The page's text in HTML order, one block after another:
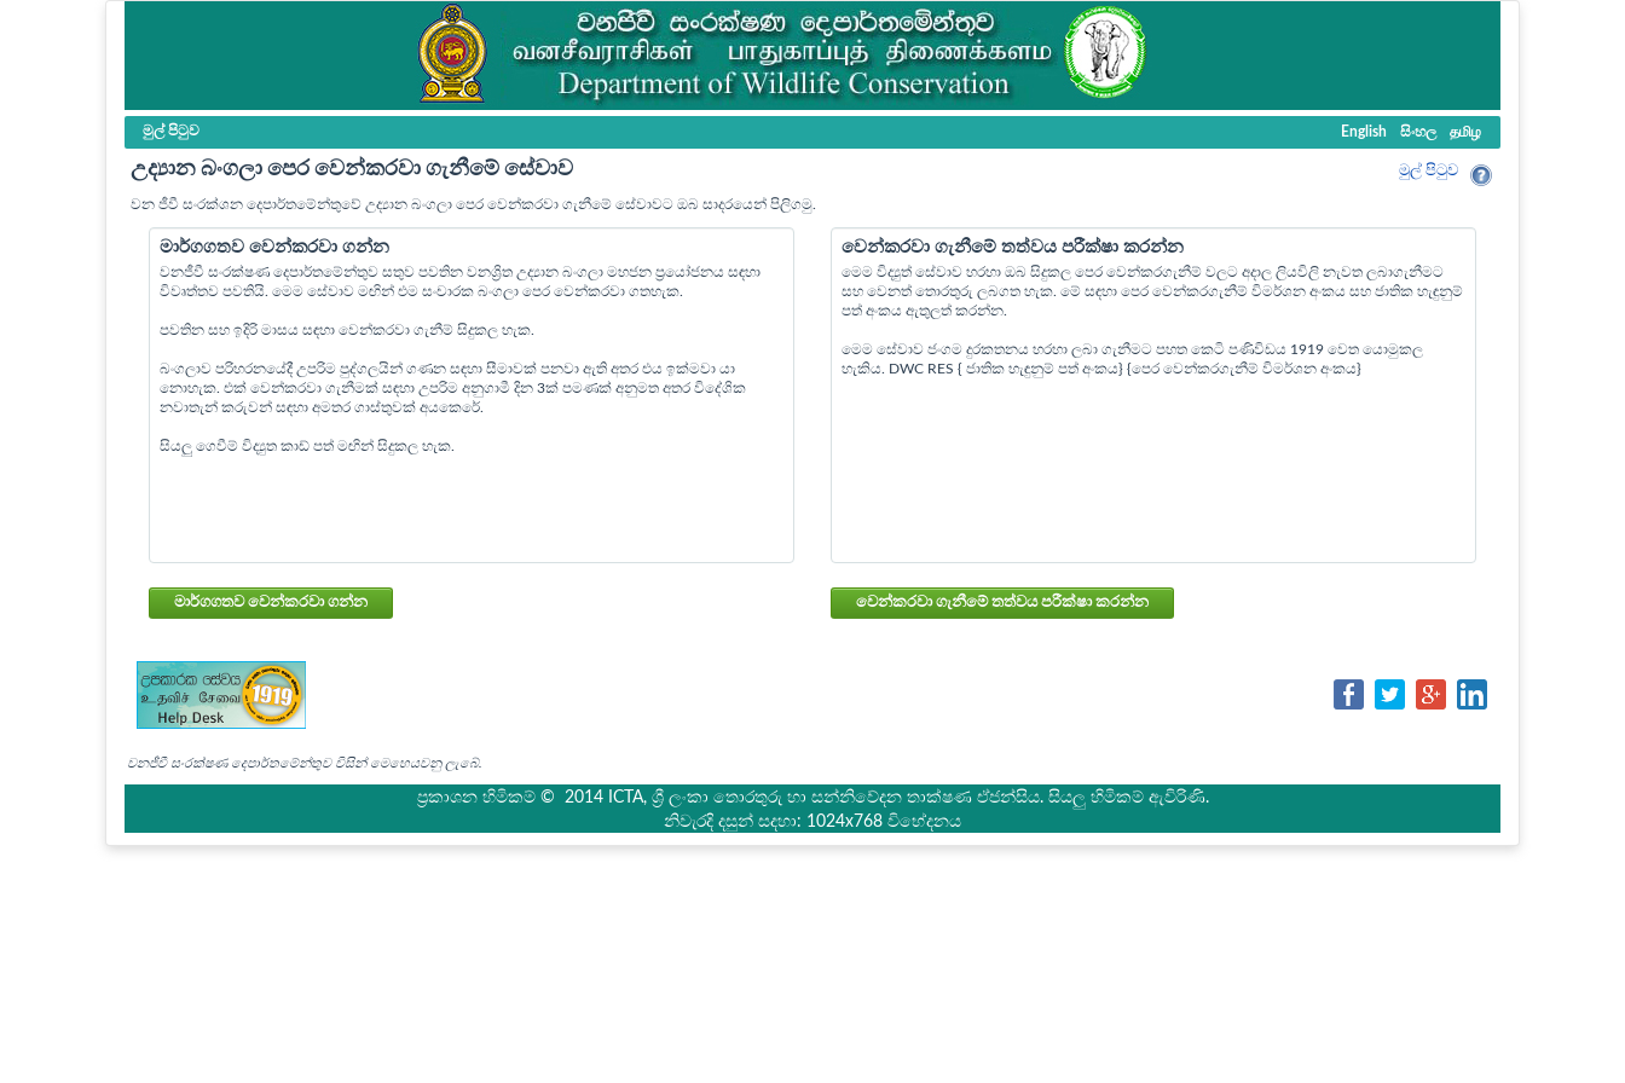
මුල් පි‍ටුව English සිංහල தமிழ
උද්‍යාන බංගලා පෙර වෙන්කරවා ගැනීමේ සේවාව මුල් පි‍ටුව
වන ජීවී සංරක්ශන දෙපාර්තමේන්තුවේ උද්‍යාන බංගලා පෙර වෙන්කරවා ගැනීමේ සේවාවට ඔබ සාදරයෙන් පිලිගමු.
මාර්ගගතව වෙන්කරවා ගන්න
වනජීවී සංරක්ෂණ දෙපාර්තමේන්තුව සතුව පවතින වනශ්‍රිත උද්‍යාන බංගලා මහජන ප්‍රයෝජනය සඳහා
විවෘත්තව පවතියි. මෙම සේවාව මඟින් එම සංචාරක බංගලා පෙර වෙන්කරවා ගතහැක.
පවතින සහ ඉදිරි මාසය සඳහා වෙන්කරවා ගැනීම් සිදුකල හැක.
බංගලාව පරිහරනයේදී උපරිම පුද්ගලයින් ගණන සඳහා සීමාවක් පනවා ඇති අතර එය ඉක්මවා යා
නොහැක. එක් වෙන්කරවා ගැනීමක් සඳහා උපරිම අනුගාමී දින 3ක් පමණක් අනුමත අතර විදේශික
නවාතැන් කරුවන් සඳහා අමතර ගාස්තුවක් අයකෙරේ.
සියලු ගෙවීම් විද්‍යුත කාඩ් පත් මඟින් සිදුකල හැක.
මාර්ගගතව වෙන්කරවා ගන්න
වෙන්කරවා ගැනීමේ තත්වය පරීක්ෂා කරන්න
මෙම විද්‍යුත් සේවාව හරහා ඔබ සිදුකල පෙර වෙන්කරගැනීම් වලට අදාල ලියවිලි නැවත ලබාගැනීමට
සහ වෙනත් තොරතුරු ලබගත හැක. මේ සඳහා පෙර වෙන්කරගැනීම් විමර්ශන අංකය සහ ජාතික හැඳුනුම්
පත් අංකය ඇතුලත් කරන්න.
මෙම සේවාව ජංගම දුරකතනය හරහා ලබා ගැනීමට පහත කෙටි පණිවිඩය 1919 වෙත යොමුකල
හැකිය. DWC RES { ජාතික හැඳුනුම් පත් අංකය} {පෙර වෙන්කරගැනීම් විමර්ශන අංකය}
වෙන්කරවා ගැනීමේ තත්වය පරීක්ෂා කරන්න
වනජීවී සංරක්ෂණ දෙපාර්තමේන්තුව විසින් මෙහෙයවනු ලැබේ.
ප්‍රකාශන හිමිකම් © 2014 ICTA, ශ්‍රී ලංකා තොරතුරු හා සන්නිවේදන තාක්ෂණ ඒජන්සිය. සියලු හිමිකම් ඇවිරිණි.
නිවැරදි දසුන් සදහා: 1024x768 විභේදනය